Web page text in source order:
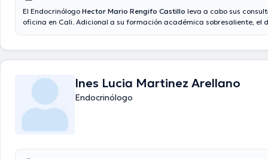
El Endocrinólogo Hector Mario Rengifo Castillo leva a cabo sus
oficina en Cali. Adicional a su formación académica sobresaliente, el
temática de especialización y ha publicado diferentes publicaciones.
doctor puede hablar Español en su consultorio.
Ines Lucia Martinez Arellano
Endocrinólogo